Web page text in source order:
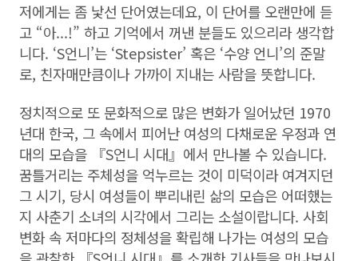
저에게는 좀 낯선 단어였는데요, 이 단어를 오랜만에 듣
고 “아...!” 하고 기억에서 꺼낸 분들도 있으리라 생각합
니다. ‘S언니’는 ‘Stepsister’ 혹은 ‘수양 언니’의 준말
로, 친자매만큼이나 가까이 지내는 사람을 뜻합니다.
정치적으로 또 문화적으로 많은 변화가 일어났던 1970
년대 한국, 그 속에서 피어난 여성의 다채로운 우정과 연
대의 모습을 『S언니 시대』에서 만나볼 수 있습니다.
꿈틀거리는 주체성을 억누르는 것이 미덕이라 여겨지던
그 시기, 당시 여성들이 뿌리내린 삶의 모습은 어떠했는
지 사춘기 소녀의 시각에서 그리는 소설이랍니다. 사회
변화 속 저마다의 정체성을 확립해 나가는 여성의 모습